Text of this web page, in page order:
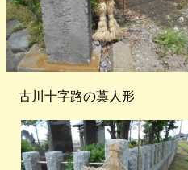
古川十字路の藁人形